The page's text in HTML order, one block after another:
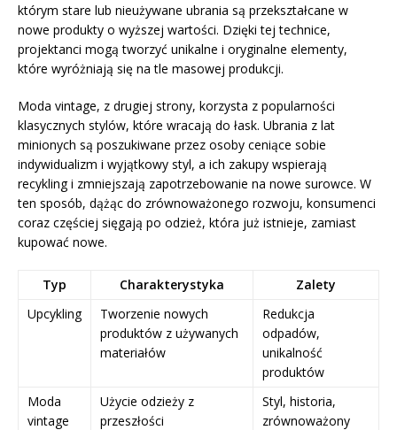
którym stare lub nieużywane ubrania są przekształcane w
nowe produkty o wyższej wartości. Dzięki tej technice,
projektanci mogą tworzyć unikalne i oryginalne elementy,
które wyróżniają się na tle masowej produkcji.
Moda vintage, z drugiej strony, korzysta z popularności
klasycznych stylów, które wracają do łask. Ubrania z lat
minionych są poszukiwane przez osoby ceniące sobie
indywidualizm i wyjątkowy styl, a ich zakupy wspierają
recykling i zmniejszają zapotrzebowanie na nowe surowce. W
ten sposób, dążąc do zrównoważonego rozwoju, konsumenci
coraz częściej sięgają po odzież, która już istnieje, zamiast
kupować nowe.
Typ Charakterystyka
Zalety
Upcykling
Tworzenie nowych
produktów z używanych
materiałów
Redukcja
odpadów,
unikalność
produktów
Moda
vintage
Użycie odzieży z
przeszłości
Styl, historia,
zrównoważony